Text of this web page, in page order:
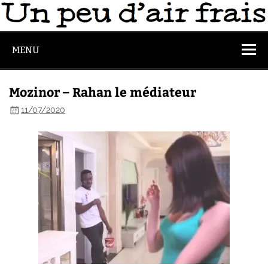
MENU
Mozinor – Rahan le médiateur
11/07/2020